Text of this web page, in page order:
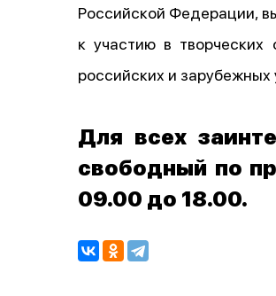
Российской Федерации,
к участию в творческих
российских и
Для всех
свободный по
09.00 до 18.00.